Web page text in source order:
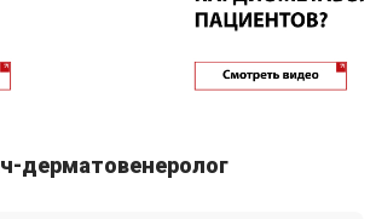
дерматовенеролог